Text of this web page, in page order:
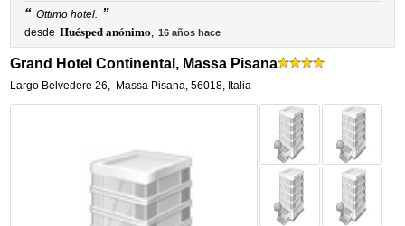
“ Ottimo hotel. ”
desde Huésped anónimo, 16 años hace
Grand Hotel Continental, Massa Pisana
Largo Belvedere 26, Massa Pisana,56018, Italia